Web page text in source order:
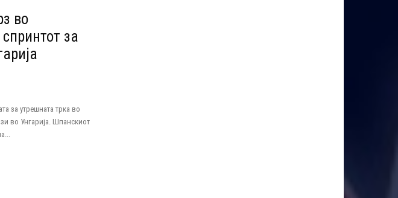
во
за
за утрешната трка во
во Унгарија. Шпанскиот